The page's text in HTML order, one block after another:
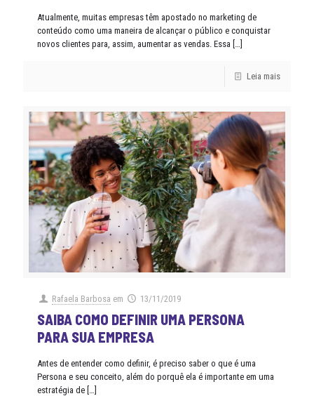
Atualmente, muitas empresas têm apostado no marketing de
conteúdo como uma maneira de alcançar o público e conquistar
novos clientes para, assim, aumentar as vendas. Essa
Leia mais
Rafaela Barbosa em 13/11/2019
SAIBA COMO DEFINIR UMA PERSONA
PARA SUA EMPRESA
Antes de entender como definir, é preciso saber o que é uma
Persona e seu conceito, além do porquê ela é importante em uma
estratégia de